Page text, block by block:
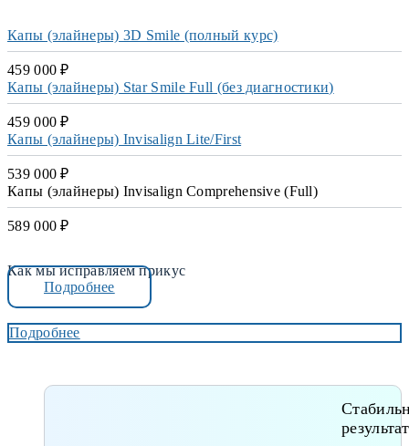
Капы (элайнеры) 3D Smile (полный курс)
459 000 ₽
Капы (элайнеры) Star Smile Full (без диагностики)
459 000 ₽
Капы (элайнеры) Invisalign Lite/First
539 000 ₽
Капы (элайнеры) Invisalign Comprehensive (Full)
589 000 ₽
Как мы исправляем прикус
Подробнее
результат
Подробнее